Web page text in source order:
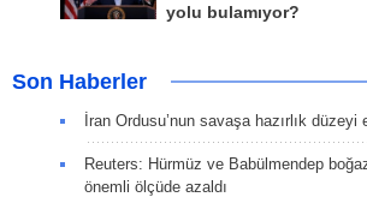
yolu bulamıyor?
Son Haberler
İran Ordusu’nun savaşa hazırlık
Reuters: Hürmüz ve Babülmendep
önemli ölçüde azaldı